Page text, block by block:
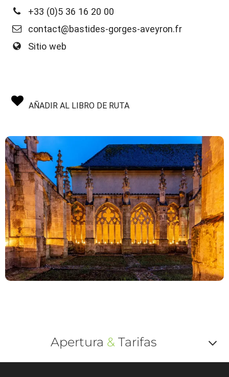
+33 (0)5 36 16 20 00
contact@bastides-gorges-aveyron.fr
Sitio web
AÑADIR AL LIBRO DE RUTA
Apertura &Tarifas